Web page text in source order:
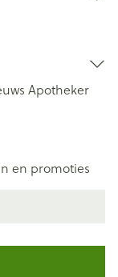
Apotheker
en promoties